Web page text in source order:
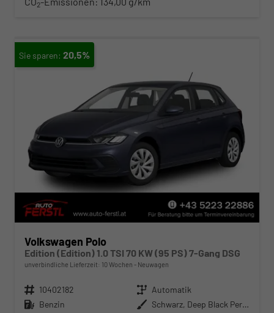
2
20,5%
Volkswagen Polo
Edition (Edition) 1.0 TSI 70 KW (95 PS) 7-Gang DSG
unverbindliche Lieferzeit: 10 Wochen Neuwagen
Fahrzeugnr. 10402182 Getriebe Automatik
Kraftstoff Benzin Außenfarbe
Schwarz, Deep Black Perleffekt (2T)